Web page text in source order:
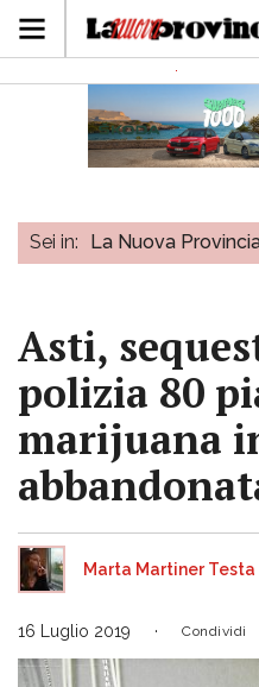
Sei in: La Nuova
Asti,
polizia 80
marijuana
Marta Martiner Testa
16 Luglio 2019 Condividi